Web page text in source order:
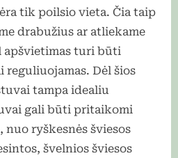
tik poilsio vieta. Čia taip
drabužius ar atliekame
apšvietimas turi būti
reguliuojamas. Dėl šios
tampa idealiu
gali būti pritaikomi
ryškesnės šviesos
švelnios šviesos